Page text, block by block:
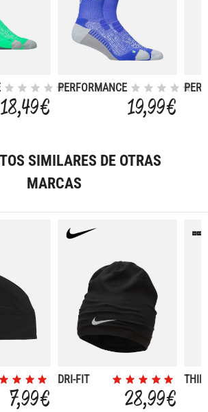
18,49 €
PERFORMANCE
19,99 €
SIMILARES DE OTRAS
MARCAS
7,99 €
DRI-FIT
28,99 €
THIN